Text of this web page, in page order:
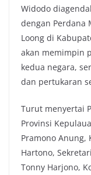
Widodo
dengan Perdana
Loong di
akan memimpin
kedua negara,
dan pertukaran
Turut menyertai
Provinsi
Pramono Anung,
Hartono,
Tonny Harjono,